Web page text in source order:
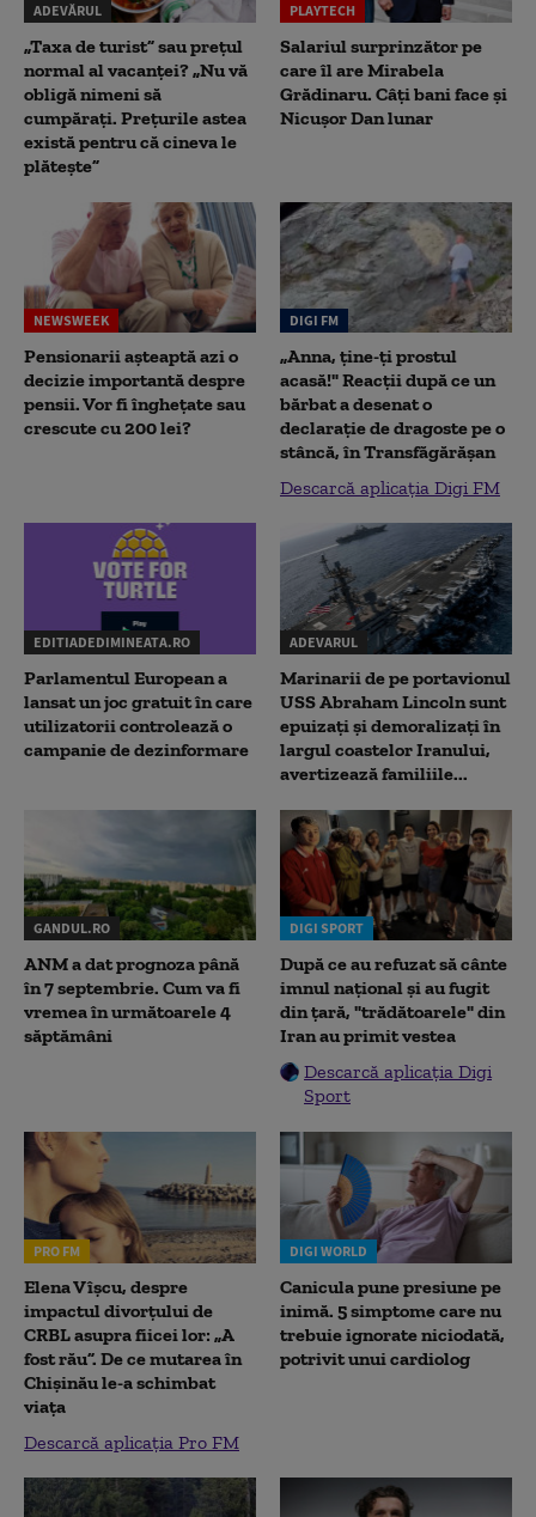
ADEVĂRUL
„Taxa de turist” sau prețul
normal al vacanței? „Nu vă
obligă nimeni să
cumpărați. Prețurile astea
există pentru că cineva le
plătește”
PLAYTECH
Salariul surprinzător pe
care îl are Mirabela
Grădinaru. Câţi bani face şi
Nicuşor Dan lunar
NEWSWEEK
Pensionarii așteaptă azi o
decizie importantă despre
pensii. Vor fi înghețate sau
crescute cu 200 lei?
DIGI FM
„Anna, ţine-ţi prostul
acasă!" Reacţii după ce un
bărbat a desenat o
declaraţie de dragoste pe o
stâncă, în Transfăgărăşan
Descarcă aplicația Digi FM
EDITIADEDIMINEATA.RO
Parlamentul European a
lansat un joc gratuit în care
utilizatorii controlează o
campanie de dezinformare
ADEVARUL
Marinarii de pe portavionul
USS Abraham Lincoln sunt
epuizați și demoralizați în
largul coastelor Iranului,
avertizează familiile...
GANDUL.RO
ANM a dat prognoza până
în 7 septembrie. Cum va fi
vremea în următoarele 4
săptămâni
DIGI SPORT
După ce au refuzat să cânte
imnul naţional şi au fugit
din ţară, "trădătoarele" din
Iran au primit vestea
Descarcă aplicația Digi
Sport
PRO FM
Elena Vîșcu, despre
impactul divorțului de
CRBL asupra fiicei lor: „A
fost rău”. De ce mutarea în
Chișinău le-a schimbat
viața
Descarcă aplicația Pro FM
DIGI WORLD
Canicula pune presiune pe
inimă. 5 simptome care nu
trebuie ignorate niciodată,
potrivit unui cardiolog